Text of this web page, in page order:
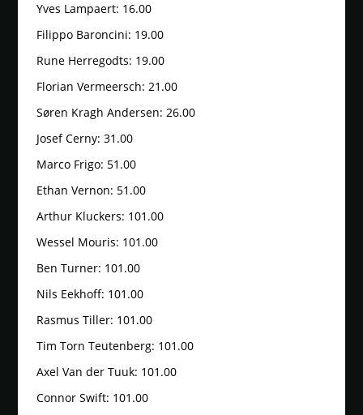
Yves Lampaert: 16.00
Filippo Baroncini: 19.00
Rune Herregodts: 19.00
Florian Vermeersch: 21.00
Søren Kragh Andersen: 26.00
Josef Cerny: 31.00
Marco Frigo: 51.00
Ethan Vernon: 51.00
Arthur Kluckers: 101.00
Wessel Mouris: 101.00
Ben Turner: 101.00
Nils Eekhoff: 101.00
Rasmus Tiller: 101.00
Tim Torn Teutenberg: 101.00
Axel Van der Tuuk: 101.00
Connor Swift: 101.00